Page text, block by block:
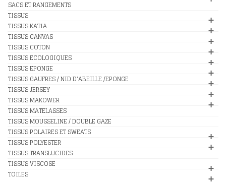
SACS ET RANGEMENTS
TISSUS
TISSUS KATIA
TISSUS CANVAS
TISSUS COTON
TISSUS ECOLOGIQUES
TISSUS EPONGE
TISSUS GAUFRES / NID D'ABEILLE /EPONGE
TISSUS JERSEY
TISSUS MAKOWER
TISSUS MATELASSES
TISSUS MOUSSELINE / DOUBLE GAZE
TISSUS POLAIRES ET SWEATS
TISSUS POLYESTER
TISSUS TRANSLUCIDES
TISSUS VISCOSE
TOILES